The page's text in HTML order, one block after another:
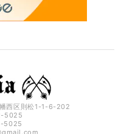
西区則松1-1-6-202
5025
5025